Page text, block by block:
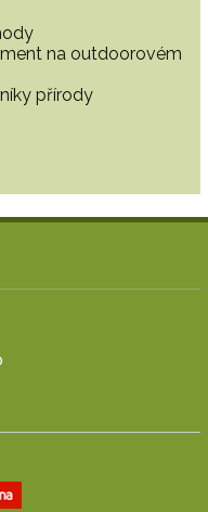
na outdoorovém
přírody